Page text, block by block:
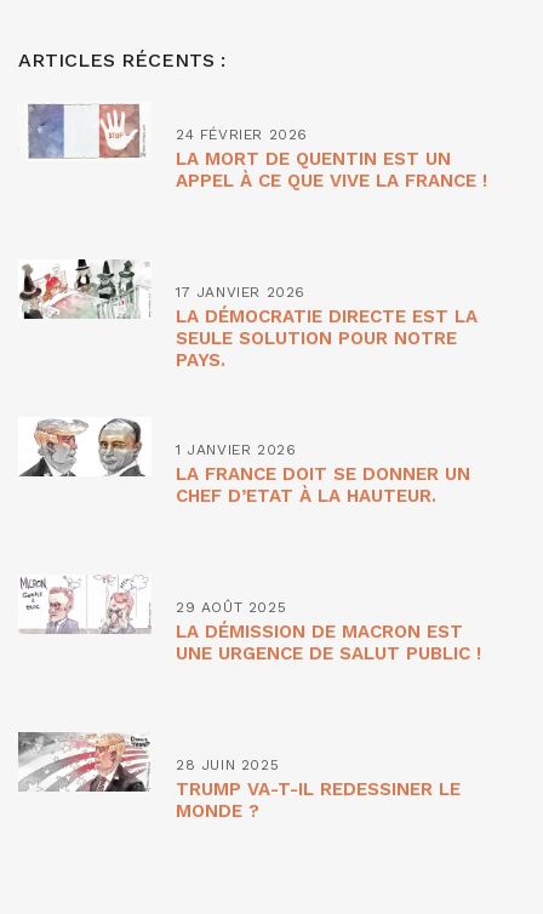
ARTICLES RÉCENTS :
24 FÉVRIER 2026
LA MORT DE QUENTIN EST UN
APPEL À CE QUE VIVE LA FRANCE !
17 JANVIER 2026
LA DÉMOCRATIE DIRECTE EST LA
SEULE SOLUTION POUR NOTRE
PAYS.
1 JANVIER 2026
LA FRANCE DOIT SE DONNER UN
CHEF D’ETAT À LA HAUTEUR.
29 AOÛT 2025
LA DÉMISSION DE MACRON EST
UNE URGENCE DE SALUT PUBLIC !
28 JUIN 2025
TRUMP VA-T-IL REDESSINER LE
MONDE ?